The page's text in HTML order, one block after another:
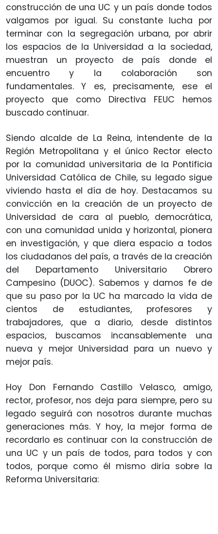
construcción de una UC y un país donde todos
valgamos por igual. Su constante lucha por
terminar con la segregación urbana, por abrir
los espacios de la Universidad a la sociedad,
muestran un proyecto de país donde el
encuentro y la colaboración son
fundamentales. Y es, precisamente, ese el
proyecto que como Directiva FEUC hemos
buscado continuar.
Siendo alcalde de La Reina, intendente de la
Región Metropolitana y el único Rector electo
por la comunidad universitaria de la Pontificia
Universidad Católica de Chile, su legado sigue
viviendo hasta el día de hoy. Destacamos su
convicción en la creación de un proyecto de
Universidad de cara al pueblo, democrática,
con una comunidad unida y horizontal, pionera
en investigación, y que diera espacio a todos
los ciudadanos del país, a través de la creación
del Departamento Universitario Obrero
Campesino (DUOC). Sabemos y damos fe de
que su paso por la UC ha marcado la vida de
cientos de estudiantes, profesores y
trabajadores, que a diario, desde distintos
espacios, buscamos incansablemente una
nueva y mejor Universidad para un nuevo y
mejor país.
Hoy Don Fernando Castillo Velasco, amigo,
rector, profesor, nos deja para siempre, pero su
legado seguirá con nosotros durante muchas
generaciones más. Y hoy, la mejor forma de
recordarlo es continuar con la construcción de
una UC y un país de todos, para todos y con
todos, porque como él mismo diría sobre la
Reforma Universitaria: